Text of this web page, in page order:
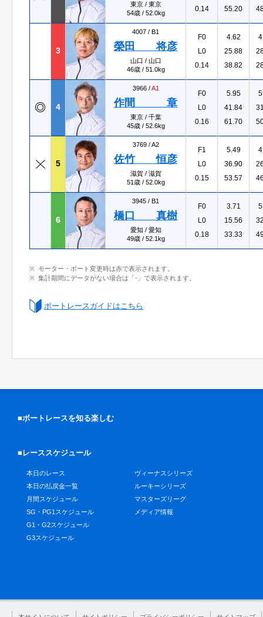
東京 / 東京
54歳 / 52.0kg
0.14
55.20
3
4007 / B1
榮田 将彦
山口 / 山口
46歳 / 51.0kg
F0
L0
0.14
4.62
25.88
38.82
4
3966 /A1
作間 章
東京 / 千葉
45歳 / 52.6kg
F0
L0
0.16
5.95
41.84
61.70
5
3769 /A2
佐竹 恒彦
滋賀 / 滋賀
51歳 / 52.0kg
F1
L0
0.15
5.49
36.90
53.57
6
3945 / B1
橋口 真樹
愛知 / 愛知
49歳 / 52.1kg
F0
L0
0.18
3.71
15.56
33.33
モーター・ボート変更時は赤で表示されます。
集計期間にデータがない場合は「-」で表示されます。
ボートレースガイドはこちら
■ボートレースを知る楽しむ
■レーススケジュール
本日のレース
本日の払戻金一覧
月間スケジュール
SG・PG1スケジュール
G1・G2スケジュール
G3スケジュール
ヴィーナスシリーズ
ルーキーシリーズ
マスターズリーグ
メディア情報